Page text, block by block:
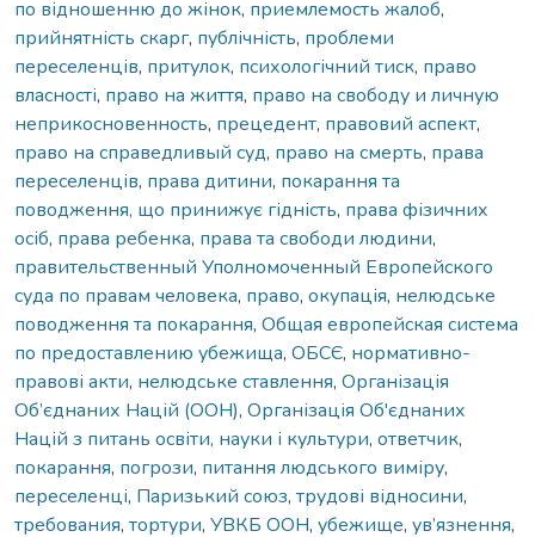
по відношенню до жінок, приемлемость жалоб,
прийнятність скарг, публічність, проблеми
переселенців, притулок, психологічний тиск, право
власності, право на життя, право на свободу и личную
неприкосновенность, прецедент, правовий аспект,
право на справедливый суд, право на смерть, права
переселенців, права дитини, покарання та
поводження, що принижує гідність, права фізичних
осіб, права ребенка, права та свободи людини,
правительственный Уполномоченный Европейского
суда по правам человека, право, окупація, нелюдське
поводження та покарання, Общая европейская система
по предоставлению убежища, ОБСЄ, нормативно-
правові акти, нелюдське ставлення, Організація
Об’єднаних Націй (ООН), Організація Об'єднаних
Націй з питань освіти, науки і культури, ответчик,
покарання, погрози, питання людського виміру,
переселенці, Паризький союз, трудові відносини,
требования, тортури, УВКБ ООН, убежище, ув’язнення,